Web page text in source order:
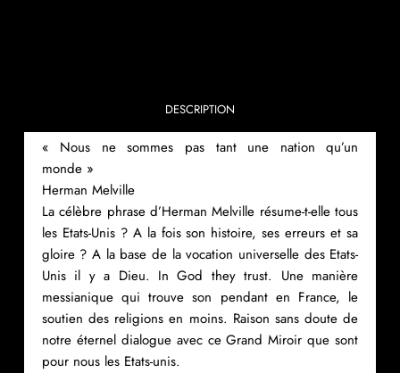
DESCRIPTION
« Nous ne sommes pas tant une nation qu’un
monde »
Herman Melville
La célèbre phrase d’Herman Melville résume-t-elle tous
les Etats-Unis ? A la fois son histoire, ses erreurs et sa
gloire ? A la base de la vocation universelle des Etats-
Unis il y a Dieu. In God they trust. Une manière
messianique qui trouve son pendant en France, le
soutien des religions en moins. Raison sans doute de
notre éternel dialogue avec ce Grand Miroir que sont
pour nous les Etats-unis.